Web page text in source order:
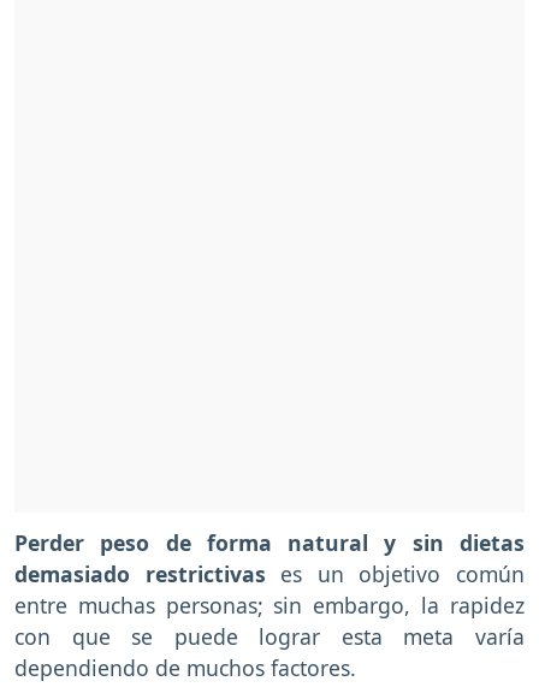
Perder peso de forma natural y sin dietas
demasiado restrictivas es un objetivo común
entre muchas personas; sin embargo, la rapidez
con que se puede lograr esta meta varía
dependiendo de muchos factores.